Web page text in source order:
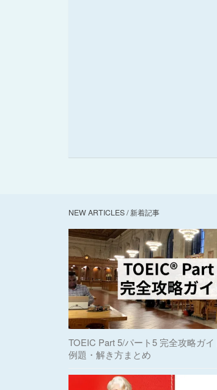
NEW ARTICLES / 新着記事
TOEIC Part 5/パート5 完全攻略ガイ
例題・解き方まとめ